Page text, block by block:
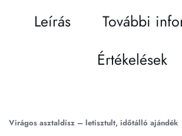
Leírás
További
Értékelések
Virágos asztaldísz – letisztult, időtálló ajándék